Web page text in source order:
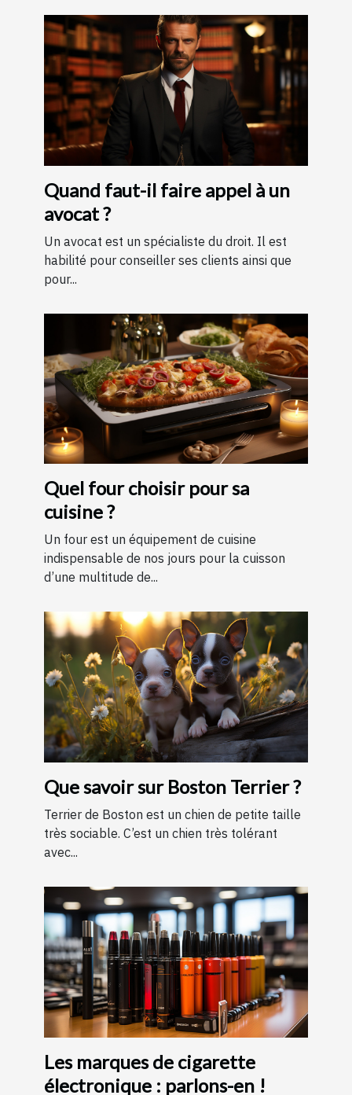
Quand faut-il faire appel à un
avocat ?
Un avocat est un spécialiste du droit. Il est
habilité pour conseiller ses clients ainsi que
pour...
Quel four choisir pour sa
cuisine ?
Un four est un équipement de cuisine
indispensable de nos jours pour la cuisson
d’une multitude de...
Que savoir sur Boston Terrier ?
Terrier de Boston est un chien de petite taille
très sociable. C’est un chien très tolérant
avec...
Les marques de cigarette
électronique : parlons-en !